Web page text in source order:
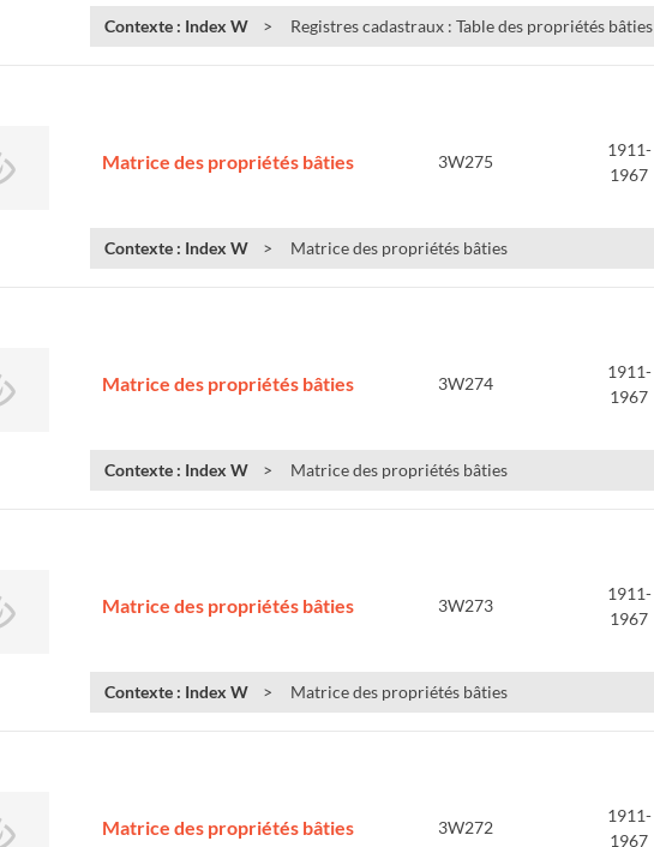
Contexte : Index W Registres cadastraux : Table des propriétés bâties
Matrice des propriétés bâties 3W275
1911-
1967
Contexte : Index W Matrice des propriétés bâties
Matrice des propriétés bâties 3W274
1911-
1967
Contexte : Index W Matrice des propriétés bâties
Matrice des propriétés bâties 3W273
1911-
1967
Contexte : Index W Matrice des propriétés bâties
Matrice des propriétés bâties 3W272
1911-
1967